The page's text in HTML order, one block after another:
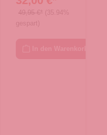
49,95 €* (35.94%
gespart)